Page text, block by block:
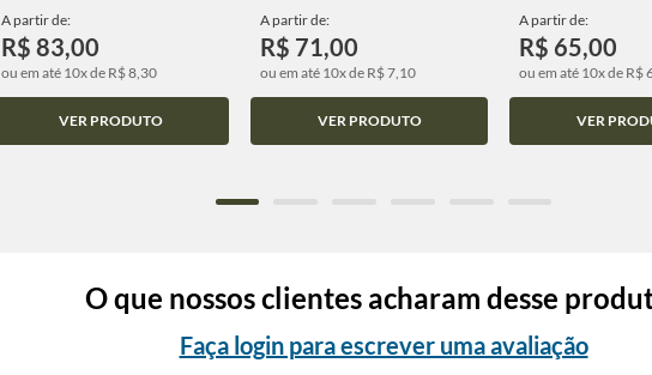
A partir de:
R$ 83,00
ou em até 10x de R$ 8,30
VER PRODUTO
A partir de:
R$ 71,00
ou em até 10x de R$ 7,10
VER PRODUTO
A partir de:
R$ 65,00
ou em até 10x de R$
VER
O que nossos clientes acharam desse
Faça login para escrever uma avaliação